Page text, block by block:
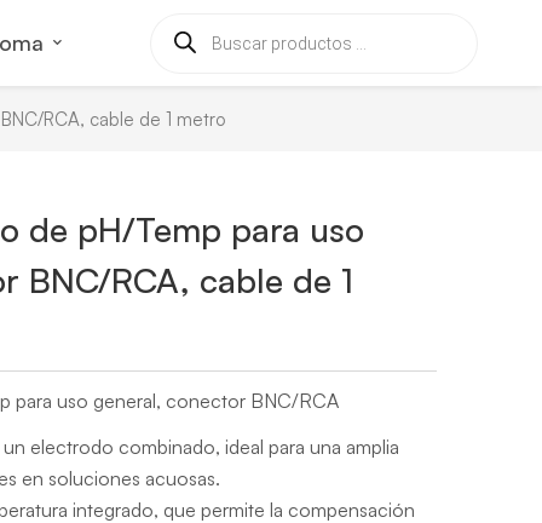
RCA, cable de 1 metro
de pH/Temp para uso
BNC/RCA, cable de 1
para uso general, conector BNC/RCA
electrodo combinado, ideal para una amplia
en soluciones acuosas.
integrado, que permite la compensación